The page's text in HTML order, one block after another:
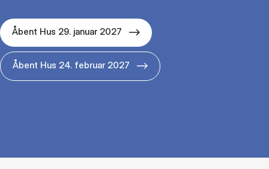
Åbent Hus 29. januar 2027
Åbent Hus 24. februar 2027